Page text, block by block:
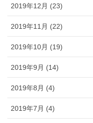
2019年12月 (23)
2019年11月 (22)
2019年10月 (19)
2019年9月 (14)
2019年8月 (4)
2019年7月 (4)